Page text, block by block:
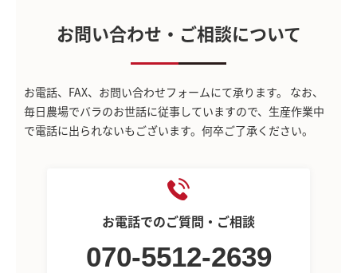
お問い合わせ・ご相談について
お電話、FAX、お問い合わせフォームにて承ります。
なお、
毎日農場でバラのお世話に従事していますので、生産作業中
で電話に出られないもございます。何卒ご了承ください。
お電話でのご質問・ご相談
070-5512-2639